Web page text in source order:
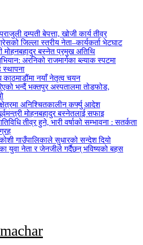
दम्पती बेपत्ता, खोजी कार्य तीव्र
जिल्ला स्तरीय नेता–कार्यकर्ता भेटघाट
मोहनबहादुर बस्नेत प्रमुख अतिथि
अरनिको राजमार्गका ब्ल्याक स्पटमा
नयाँ नेतृत्व चयन
भन्दैं भक्तपुर अस्पतालमा तोडफोड,
अनिश्चितकालीन कर्फ्यु आदेश
मोहनबहादुर बस्नेतलाई सफाइ
तीव्र हुने, भारी वर्षाको सम्भावना : सतर्कता
गाउँपालिकाले सुधारको सन्देश दियो
युवा नेता र जेनजीले गर्दैछन् भविष्यको बहस